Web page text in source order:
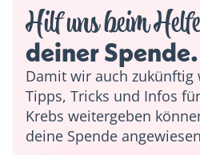
Hilf uns beim
deiner Spende.
Damit wir auch zukünftig
Tipps, Tricks und Infos
Krebs weitergeben
deine Spende